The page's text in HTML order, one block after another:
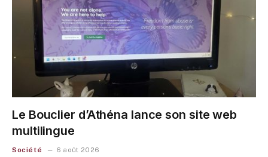
Le Bouclier d’Athéna lance son site web
multilingue
Société 6 août 2026